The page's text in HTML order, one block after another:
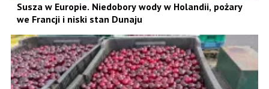
Susza w Europie. Niedobory wody w Holandii, pożary
we Francji i niski stan Dunaju